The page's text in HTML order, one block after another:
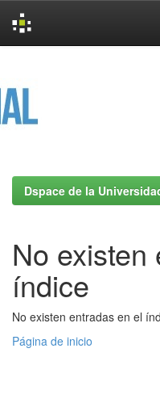
Dspace de la
No existen
índice
No existen entradas en el
Página de inicio